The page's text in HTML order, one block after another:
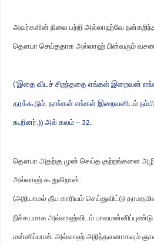
அவர்களின் நிலை பற்றி அல்லாஹ்வே
தௌபா செய்ததாக அல்லாஹ் பின்வரும்
(‘இதை விடச் சிறந்ததை எங்கள் இறைவன்
தரக்கூடும். நாங்கள் எங்கள் இறைவனிடம்
கூறினர்.)) அல் கலம் –32.
தௌபா அதற்கு முன் செய்த குற்றங்களை
அல்லாஹ் கூறுகிறான்:
(அறியாமல் தீய காரியம் செய்துவிட்டு
நிச்சயமாக அல்லாஹ்விடம்
மன்னிப்பான். அல்லாஹ் அறிந்தவனாகவும்